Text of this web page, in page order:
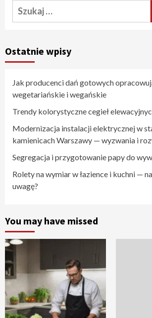
Szukaj:
Ostatnie wpisy
Jak producenci dań gotowych
wegetariańskie i wegańskie
Trendy kolorystyczne cegieł
Modernizacja instalacji elektrycznej w
kamienicach Warszawy — wyzwania i
Segregacja i przygotowanie papy do
Rolety na wymiar w łazience i kuchni —
uwagę?
You may have missed